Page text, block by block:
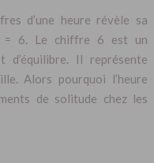
d’une heure révèle sa
= 6. Le chiffre 6 est un
d’équilibre. Il représente
Alors pourquoi l’heure
de solitude chez les